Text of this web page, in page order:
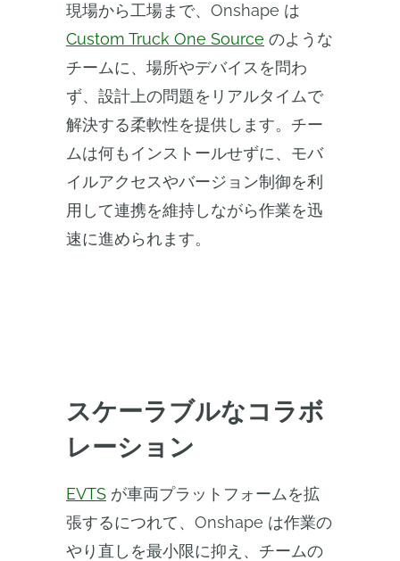
現場から工場まで、Onshape は
Custom Truck One Source のような
チームに、場所やデバイスを問わ
ず、設計上の問題をリアルタイムで
解決する柔軟性を提供します。チー
ムは何もインストールせずに、モバ
イルアクセスやバージョン制御を利
用して連携を維持しながら作業を迅
速に進められます。
スケーラブルなコラボ
レーション
EVTS が車両プラットフォームを拡
張するにつれて、Onshape は作業の
やり直しを最小限に抑え、チームの